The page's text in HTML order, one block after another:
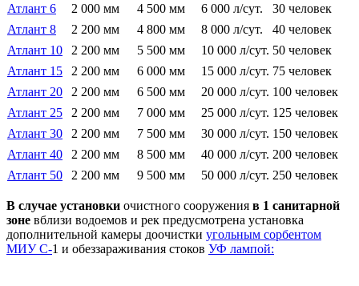
Атлант 6
2 000 мм 4 500 мм 6 000 л/сут.
30 человек
Атлант 8
2 200 мм 4 800 мм 8 000 л/сут.
40 человек
Атлант 10
2 200 мм 5 500 мм 10 000 л/сут. 50 человек
Атлант 15
2 200 мм 6 000 мм 15 000 л/сут. 75 человек
Атлант 20
2 200 мм 6 500 мм 20 000 л/сут. 100 человек
Атлант 25
2 200 мм 7 000 мм 25 000 л/сут. 125 человек
Атлант 30
2 200 мм 7 500 мм 30 000 л/сут. 150 человек
Атлант 40
2 200 мм 8 500 мм 40 000 л/сут. 200 человек
Атлант 50
2 200 мм 9 500 мм 50 000 л/сут. 250 человек
В случае установки очистного сооружения в 1 санитарной
зоне вблизи водоемов и рек предусмотрена установка
дополнительной камеры доочистки угольным сорбентом
МИУ С-1 и обеззараживания стоков УФ лампой: